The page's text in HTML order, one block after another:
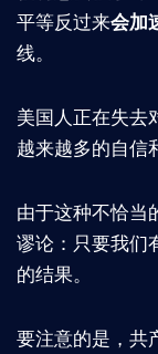
平等反过来会加
线。
美国人正在失去
越来越多的自信
由于这种不恰当
谬论：只要我们
的结果。
要注意的是，共